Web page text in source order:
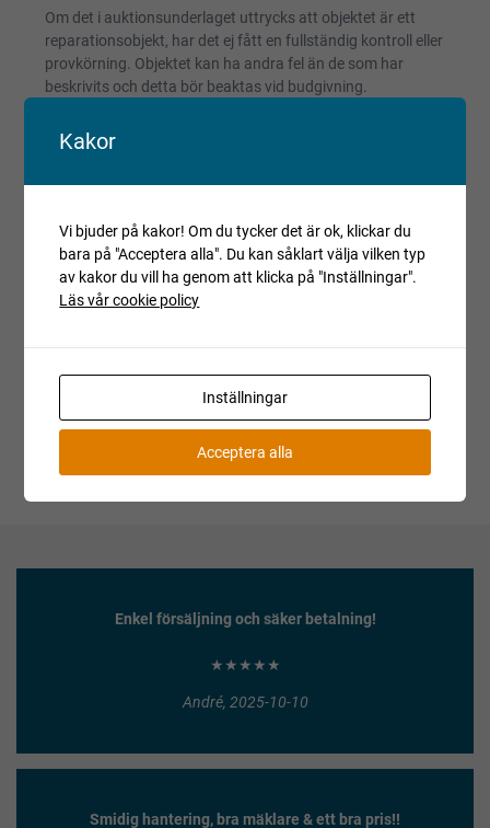
Om det i auktionsunderlaget uttrycks att objektet är ett
reparationsobjekt, har det ej fått en fullständig kontroll eller
provkörning. Objektet kan ha andra fel än de som har
beskrivits och detta bör beaktas vid budgivning.
Registrerade fordon säljs avställda om inget annat anges.
Kopiera länk till den här auktionen
Auktionen är avslutad
Enkel försäljning och säker betalning!
★★★★★
André, 2025-10-10
Smidig hantering, bra mäklare & ett bra pris!!
Kakor
Vi bjuder på kakor! Om du tycker det är ok, klickar du
bara på "Acceptera alla". Du kan såklart välja vilken typ
av kakor du vill ha genom att klicka på "Inställningar".
Läs vår cookie policy
Inställningar
Acceptera alla